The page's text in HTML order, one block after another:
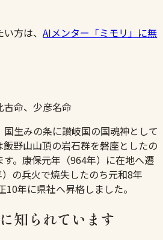
方は、 AIメンター「ミモリ」に無
古命、少彦名命
生みの条に讃岐国の国魂神として
野山山頂の岩石群を磐座としたの
。康保元年（964年）に在地へ遷
の兵火で焼失したのち元和8年
10年に県社へ昇格しました。
知られています